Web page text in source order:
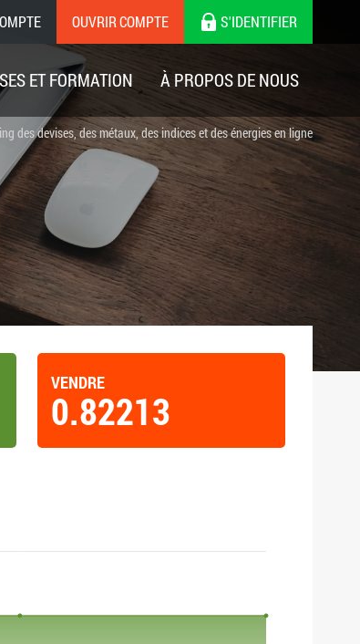
OUVRIR COMPTE S'IDENTIFIER
ET FORMATION À PROPOS DE NOUS
des devises, des métaux, des indices et des énergies en ligne
VENDRE
0.82213